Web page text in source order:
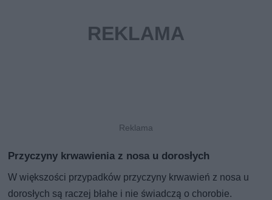
Przyczyny krwawienia z nosa u dorosłych
W większości przypadków przyczyny krwawień z nosa u
dorosłych są raczej błahe i nie świadczą o chorobie.